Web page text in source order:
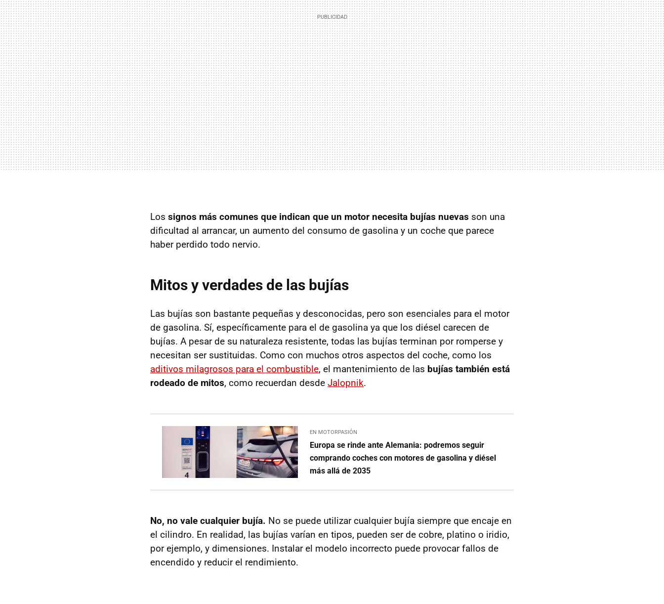
Los signos más comunes que indican que un motor necesita bujías nuevas son una
dificultad al arrancar, un aumento del consumo de gasolina y un coche que parece
haber perdido todo nervio.
Mitos y verdades de las bujías
Las bujías son bastante pequeñas y desconocidas, pero son esenciales para el motor
de gasolina. Sí, específicamente para el de gasolina ya que los diésel carecen de
bujías. A pesar de su naturaleza resistente, todas las bujías terminan por romperse y
necesitan ser sustituidas. Como con muchos otros aspectos del coche, como los
aditivos milagrosos para el combustible, el mantenimiento de las bujías también está
rodeado de mitos, como recuerdan desde Jalopnik.
EN MOTORPASIÓN
Europa se rinde ante Alemania: podremos seguir
comprando coches con motores de gasolina y diésel
más allá de 2035
No, no vale cualquier bujía. No se puede utilizar cualquier bujía siempre que encaje en
el cilindro. En realidad, las bujías varían en tipos, pueden ser de cobre, platino o iridio,
por ejemplo, y dimensiones. Instalar el modelo incorrecto puede provocar fallos de
encendido y reducir el rendimiento.